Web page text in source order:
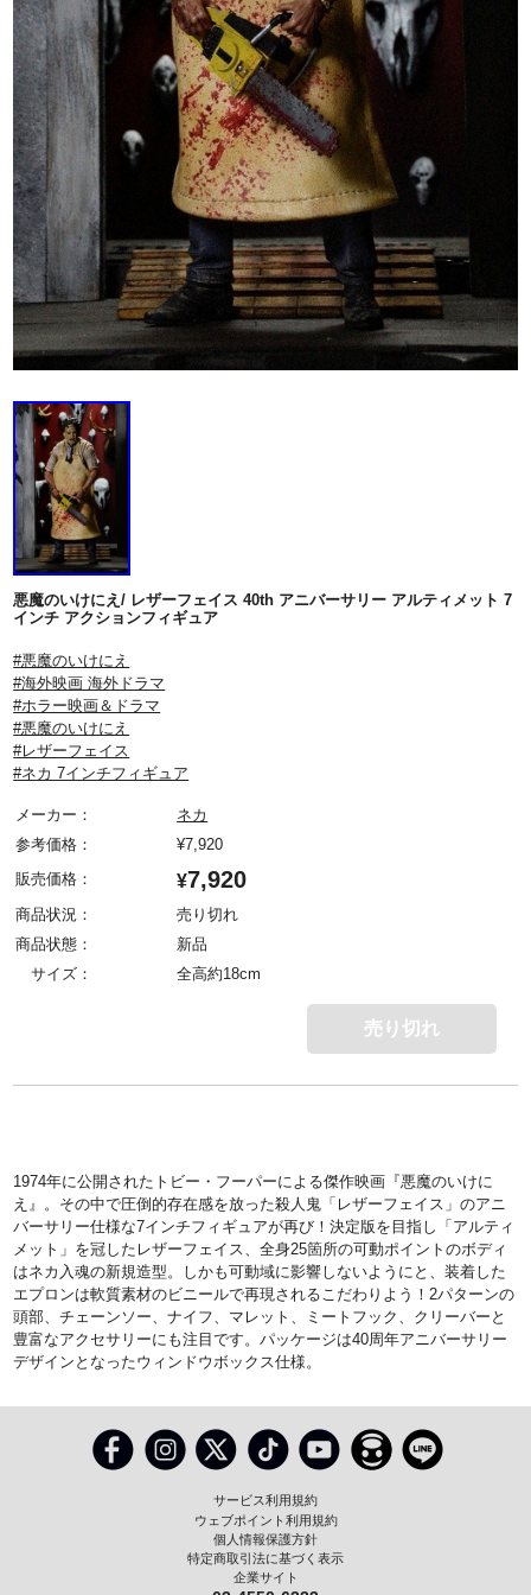
悪魔のいけにえ/ レザーフェイス 40th アニバーサリー アルティメット 7
インチ アクションフィギュア
#悪魔のいけにえ
#海外映画 海外ドラマ
#ホラー映画＆ドラマ
#悪魔のいけにえ
#レザーフェイス
#ネカ 7インチフィギュア
メーカー：
ネカ
参考価格：
¥7,920
販売価格：
¥7,920
商品状況：
売り切れ
商品状態：
新品
サイズ：
全高約18cm
売り切れ
1974年に公開されたトビー・フーパーによる傑作映画『悪魔のいけに
え』。その中で圧倒的存在感を放った殺人鬼「レザーフェイス」のアニ
バーサリー仕様な7インチフィギュアが再び！決定版を目指し「アルティ
メット」を冠したレザーフェイス、全身25箇所の可動ポイントのボディ
はネカ入魂の新規造型。しかも可動域に影響しないようにと、装着した
エプロンは軟質素材のビニールで再現されるこだわりよう！2パターンの
頭部、チェーンソー、ナイフ、マレット、ミートフック、クリーバーと
豊富なアクセサリーにも注目です。パッケージは40周年アニバーサリー
デザインとなったウィンドウボックス仕様。
サービス利用規約
ウェブポイント利用規約
個人情報保護方針
特定商取引法に基づく表示
企業サイト